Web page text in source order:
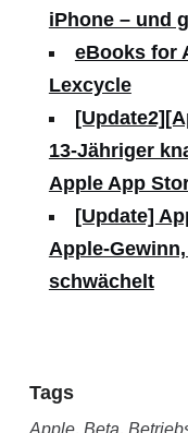
iPhone – und
eBooks for
Lexcycle
13-Jähriger
Apple App
[Update]
Apple-
schwächelt
Tags
Apple, Beta,